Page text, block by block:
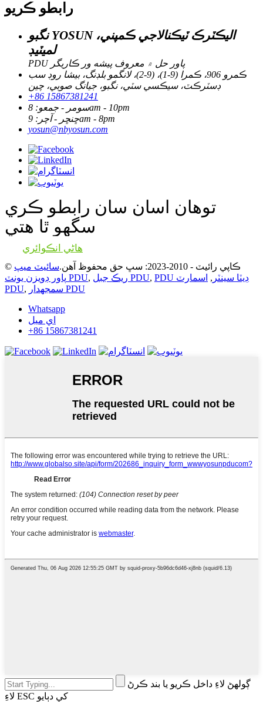
رابطو ڪريو
نگبو YOSUN اليڪٽرڪ ٽيڪنالاجي ڪمپني،
لميٽيڊ
PDU پاور حل ۾ معروف پيشه ور ڪاريگر
ڪمرو 906، ڪمرا (9-1)، (9-2)، لانگمو بلڊنگ، بيشا روڊ سب
ڊسٽرڪٽ، سيڪسي سٽي، نگبو، جيانگ صوبي، چين
+86 15867381241
سومر - جمعو: 8am - 10pm
ڇنڇر - آچر: 9am - 8pm
yosun@nbyosun.com
توهان اسان سان رابطو ڪري
سگهو ٿا هتي
هاڻي انڪوائري
© ڪاپي رائيٽ - 2010-2023: سڀ حق محفوظ آهن.
سائيٽ ميپ
پاور ڊويزن يونٽ PDU, ريڪ جبل PDU, PDU ڊيٽا سينٽر , اسمارٽ
PDU,
سمجھدار PDU
Whatsapp
اي ميل
+86 15867381241
ڳولهڻ لاءِ داخل ڪريو يا بند ڪرڻ
لاءِ ESC کي دٻايو